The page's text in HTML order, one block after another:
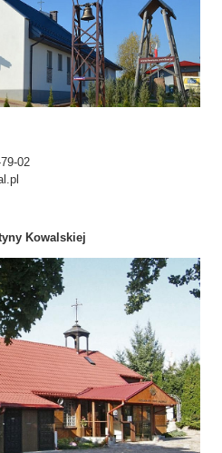
02
Kowalskiej